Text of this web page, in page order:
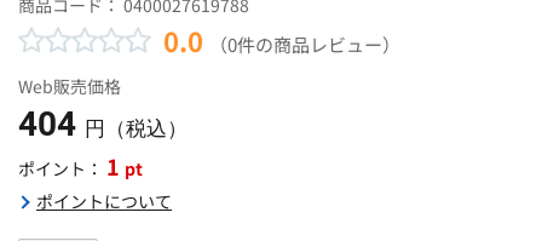
0.0 （0件の商品レビュー）
Web販売価格
404 円（税込）
ポイント： 1 pt
ポイントについて